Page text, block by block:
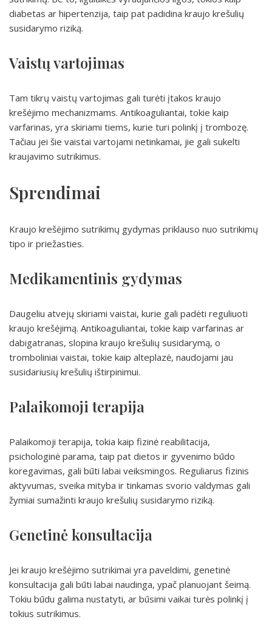
diabetas ar hipertenzija, taip pat padidina kraujo krešulių
susidarymo riziką.
Vaistų vartojimas
Tam tikrų vaistų vartojimas gali turėti įtakos kraujo
krešėjimo mechanizmams. Antikoaguliantai, tokie kaip
varfarinas, yra skiriami tiems, kurie turi polinkį į trombozę.
Tačiau jei šie vaistai vartojami netinkamai, jie gali sukelti
kraujavimo sutrikimus.
Sprendimai
Kraujo krešėjimo sutrikimų gydymas priklauso nuo sutrikimų
tipo ir priežasties.
Medikamentinis gydymas
Daugeliu atvejų skiriami vaistai, kurie gali padėti reguliuoti
kraujo krešėjimą. Antikoaguliantai, tokie kaip varfarinas ar
dabigatranas, slopina kraujo krešulių susidarymą, o
tromboliniai vaistai, tokie kaip alteplazė, naudojami jau
susidariusių krešulių ištirpinimui.
Palaikomoji terapija
Palaikomoji terapija, tokia kaip fizinė reabilitacija,
psichologinė parama, taip pat dietos ir gyvenimo būdo
koregavimas, gali būti labai veiksmingos. Reguliarus fizinis
aktyvumas, sveika mityba ir tinkamas svorio valdymas gali
žymiai sumažinti kraujo krešulių susidarymo riziką.
Genetinė konsultacija
Jei kraujo krešėjimo sutrikimai yra paveldimi, genetinė
konsultacija gali būti labai naudinga, ypač planuojant šeimą.
Tokiu būdu galima nustatyti, ar būsimi vaikai turės polinkį į
tokius sutrikimus.